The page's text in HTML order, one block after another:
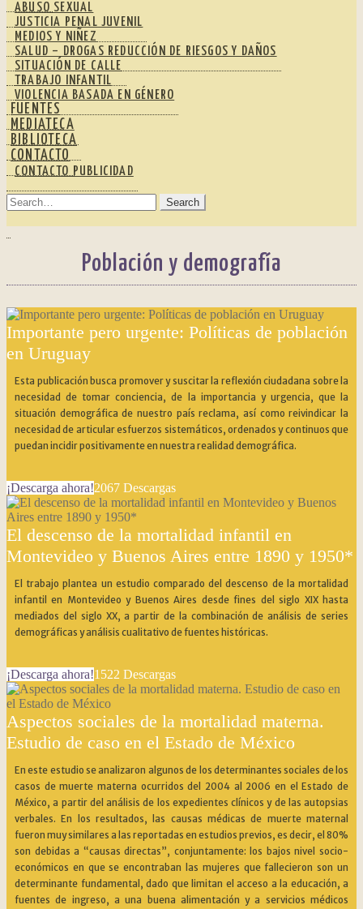
ABUSO SEXUAL
JUSTICIA PENAL JUVENIL
MEDIOS Y NIÑEZ
SALUD – DROGAS REDUCCIÓN DE RIESGOS Y DAÑOS
SITUACIÓN DE CALLE
TRABAJO INFANTIL
VIOLENCIA BASADA EN GÉNERO
FUENTES
MEDIATECA
BIBLIOTECA
CONTACTO
CONTACTO PUBLICIDAD
SEARCH
FOR:
Población y demografía
Importante pero urgente: Políticas de población
en Uruguay
Esta publicación busca promover y suscitar la reflexión ciudadana sobre la
necesidad de tomar conciencia, de la importancia y urgencia, que la
situación demográfica de nuestro país reclama, así como reivindicar la
necesidad de articular esfuerzos sistemáticos, ordenados y continuos que
puedan incidir positivamente en nuestra realidad demográfica.
¡Descarga ahora!2067 Descargas
El descenso de la mortalidad infantil en
Montevideo y Buenos Aires entre 1890 y 1950*
El trabajo plantea un estudio comparado del descenso de la mortalidad
infantil en Montevideo y Buenos Aires desde fines del siglo XIX hasta
mediados del siglo XX, a partir de la combinación de análisis de series
demográficas y análisis cualitativo de fuentes históricas.
¡Descarga ahora!1522 Descargas
Aspectos sociales de la mortalidad materna.
Estudio de caso en el Estado de México
En este estudio se analizaron algunos de los determinantes sociales de los
casos de muerte materna ocurridos del 2004 al 2006 en el Estado de
México, a partir del análisis de los expedientes clínicos y de las autopsias
verbales. En los resultados, las causas médicas de muerte maternal
fueron muy similares a las reportadas en estudios previos, es decir, el 80%
son debidas a “causas directas”, conjuntamente: los bajos nivel socio-
económicos en que se encontraban las mujeres que fallecieron son un
determinante fundamental, dado que limitan el acceso a la educación, a
fuentes de ingreso, a una buena alimentación y a servicios médicos